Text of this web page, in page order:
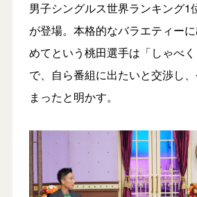
男子シングルス世界ランキング1
が登場。本格的なバラエティー
めてという桃田選手は「しゃべ
で、自ら番組に出たいと交渉し
まったと明かす。